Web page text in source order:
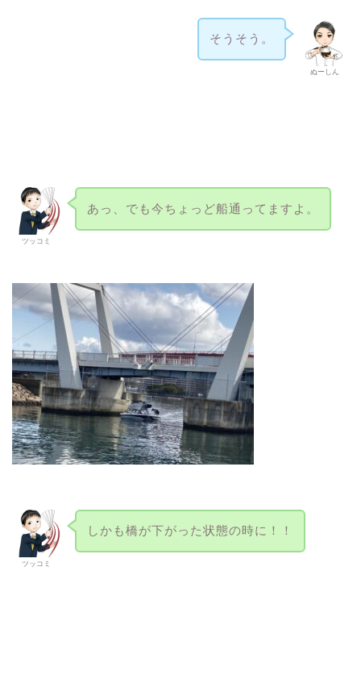
ぬーしん
そうそう。
ツッコミ
あっ、でも今ちょっど船通ってますよ。
ツッコミ
しかも橋が下がった状態の時に！！